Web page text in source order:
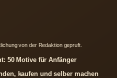
von der Redaktion gepruft.
50 Motive für Anfänger
kaufen und selber machen